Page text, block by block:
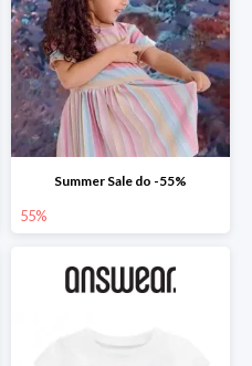
Summer Sale do -55%
55%